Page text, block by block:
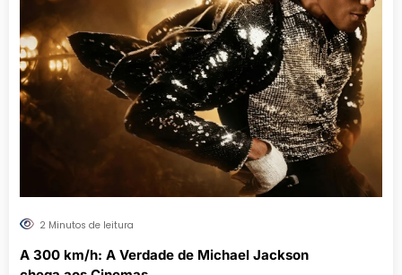
2 Minutos de leitura
A 300 km/h: A Verdade de Michael Jackson